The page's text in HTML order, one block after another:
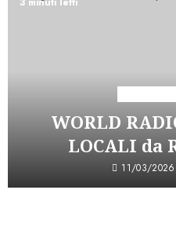
WORLD
LOCALI da
11/03/2026